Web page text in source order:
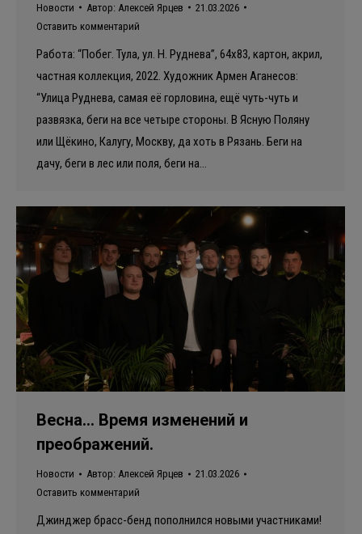
Новости Автор: Алексей Ярцев
21.03.2026
Оставить комментарий
Работа: “Побег. Тула, ул. Н. Руднева”, 64х83, картон, акрил,
частная коллекция, 2022. Художник Армен Аганесов:
“Улица Руднева, самая её горловина, ещё чуть-чуть и
развязка, беги на все четыре стороны. В Ясную Поляну
или Щёкино, Калугу, Москву, да хоть в Рязань. Беги на
дачу, беги в лес или поля, беги на…
Весна… Время изменений и
преображений.
Новости Автор: Алексей Ярцев
21.03.2026
Оставить комментарий
Джинджер брасс-бенд пополнился новыми участниками!